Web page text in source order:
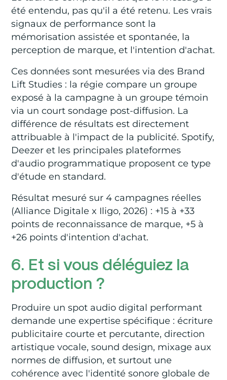
été entendu, pas qu'il a été retenu. Les vrais
signaux de performance sont la
mémorisation assistée et spontanée, la
perception de marque, et l'intention d'achat.
Ces données sont mesurées via des Brand
Lift Studies : la régie compare un groupe
exposé à la campagne à un groupe témoin
via un court sondage post-diffusion. La
différence de résultats est directement
attribuable à l'impact de la publicité. Spotify,
Deezer et les principales plateformes
d'audio programmatique proposent ce type
d'étude en standard.
Résultat mesuré sur 4 campagnes réelles
(Alliance Digitale x Iligo, 2026) : +15 à +33
points de reconnaissance de marque, +5 à
+26 points d'intention d'achat.
6. Et si vous déléguiez la
production ?
Produire un spot audio digital performant
demande une expertise spécifique : écriture
publicitaire courte et percutante, direction
artistique vocale, sound design, mixage aux
normes de diffusion, et surtout une
cohérence avec l'identité sonore globale de